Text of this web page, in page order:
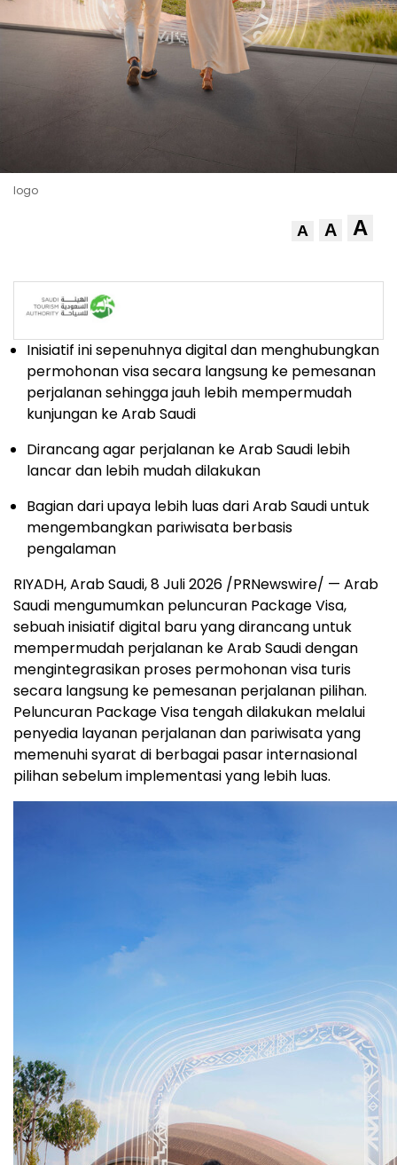
logo
A A A
Inisiatif ini sepenuhnya digital dan menghubungkan
permohonan visa secara langsung ke pemesanan
perjalanan sehingga jauh lebih mempermudah
kunjungan ke Arab Saudi
Dirancang agar perjalanan ke Arab Saudi lebih
lancar dan lebih mudah dilakukan
Bagian dari upaya lebih luas dari Arab Saudi untuk
mengembangkan pariwisata berbasis
pengalaman
RIYADH, Arab Saudi,8 Juli 2026 /PRNewswire/ — Arab
Saudi mengumumkan peluncuran Package Visa,
sebuah inisiatif digital baru yang dirancang untuk
mempermudah perjalanan ke Arab Saudi dengan
mengintegrasikan proses permohonan visa turis
secara langsung ke pemesanan perjalanan pilihan.
Peluncuran Package Visa tengah dilakukan melalui
penyedia layanan perjalanan dan pariwisata yang
memenuhi syarat di berbagai pasar internasional
pilihan sebelum implementasi yang lebih luas.